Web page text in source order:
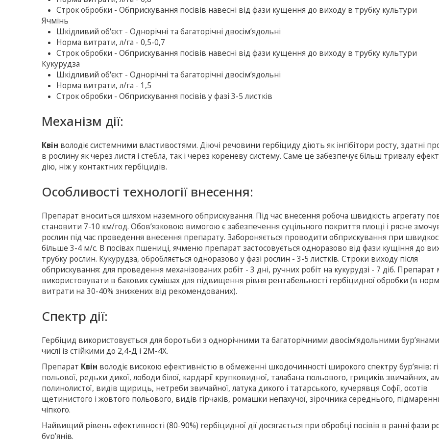
Строк обробки - Обприскування посівів навесні від фази кущення до виходу в трубку культури
Ячмінь
Шкiдливий об'єкт - Однорічні та багаторічні двосім’ядольні
Норма витрати, л/га - 0,5-0,7
Строк обробки - Обприскування посівів навесні від фази кущення до виходу в трубку культури
Кукурудза
Шкiдливий об'єкт - Однорічні та багаторічні двосім’ядольні
Норма витрати, л/га - 1,5
Строк обробки - Обприскування посівів у фазі 3-5 листків
Механізм дії:
Квін володіє системними властивостями. Діючі речовини гербіциду діють як інгібітори росту, здатні
в рослину як через листя і стебла, так і через кореневу систему. Саме це забезпечує більш тривалу
дію, ніж у контактних гербіцидів.
Особливості технології внесення:
Препарат вноситься шляхом наземного обприскування. Під час внесення робоча швидкість агрегату
становити 7-10 км/год. Обов’язковою вимогою є забезпечення суцільного покриття площі і рясне
рослин під час проведення внесення препарату. Забороняється проводити обприскування при
більше 3-4 м/с. В посівах пшениці, ячменю препарат застосовується одноразово від фази кущіння до
трубку рослин. Кукурудза, обробляється одноразово у фазі рослин - 3-5 листків. Строки виходу після
обприскування: для проведення механізованих робіт - 3 дні, ручних робіт на кукурудзі - 7 діб.
використовувати в бакових сумішах для підвищення рівня рентабельності гербіцидної обробки (в
витрати на 30-40% знижених від рекомендованих).
Спектр дії:
Гербіцид використовується для боротьби з однорічними та багаторічними двосім’ядольними
числі із стійкими до 2,4-Д і 2М-4Х.
Препарат Квін володіє високою ефективністю в обмеженні шкодочинності широкого спектру бур’янів:
польової, редьки дикої, лободи білої, кардарії крупковидної, талабана польового, грициків звичайних,
полинолистої, видів щириць, нетреби звичайної, латука дикого і татарського, кучерявця Софії, осотів
щетинистого і жовтого польового, видів гірчаків, ромашки непахучої, зірочника середнього,
чіпкого.
Найвищий рівень ефективності (80-90%) гербіцидної дії досягається при обробці посівів в ранні фази
бур’янів.